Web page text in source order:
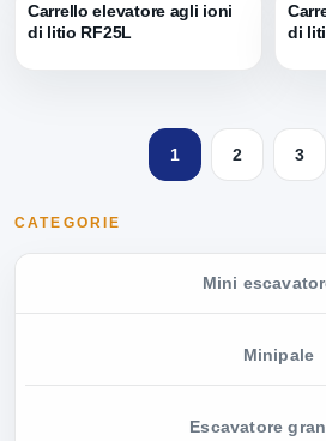
CATEGORIE
Mini
Minipale
Escavatore
Carrello elevatore agli ioni
di litio RF25L
di
1 2 3